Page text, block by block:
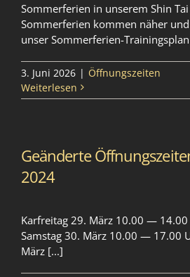
Sommerferien in unserem Shin
Sommerferien kommen näher
unser Sommerferien-
3. Juni 2026 | Öffnungszeiten
Weiterlesen
Geänderte
2024
Karfreitag 29. März 10.00 — 14.00
Samstag 30. März 10.00 — 17.00
März [...]